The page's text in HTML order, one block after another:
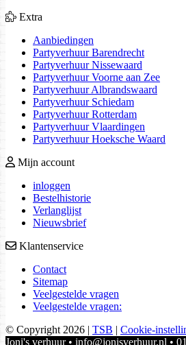
Extra
Aanbiedingen
Partyverhuur Barendrecht
Partyverhuur Nissewaard
Partyverhuur Voorne aan Zee
Partyverhuur Albrandswaard
Partyverhuur Schiedam
Partyverhuur Rotterdam
Partyverhuur Vlaardingen
Partyverhuur Hoeksche Waard
Mijn account
inloggen
Bestelhistorie
Verlanglijst
Nieuwsbrief
Klantenservice
Contact
Sitemap
Veelgestelde vragen
Veelgestelde vragen:
© Copyright 2026 | TSB | Cookie-
Joni's verhuur • info@jonisverhuur.nl •